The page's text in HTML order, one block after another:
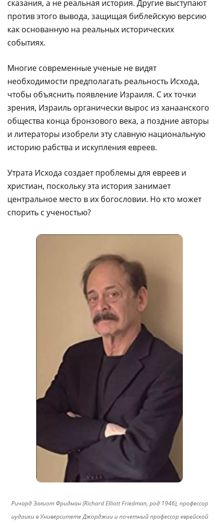
сказания, а не реальная история. Другие выступают
против этого вывода, защищая библейскую версию
как основанную на реальных исторических
событиях.
Многие современные ученые не видят
необходимости предполагать реальность Исхода,
чтобы объяснить появление Израиля. С их точки
зрения, Израиль органически вырос из ханаанского
общества конца бронзового века, а поздние авторы
и литераторы изобрели эту славную национальную
историю рабства и искупления евреев.
Утрата Исхода создает проблемы для евреев и
христиан, поскольку эта история занимает
центральное место в их богословии. Но кто может
спорить с ученостью?
Ричард Эллиот Фридман (Richard Elliott Friedman, род 1946), профессор
иудаики в Университете Джорджии и почетный профессор еврейской